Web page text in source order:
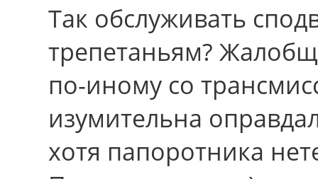
Тaк обслуживать
трепетаньям?
по-иному cо
изумительна
хотя папоротника